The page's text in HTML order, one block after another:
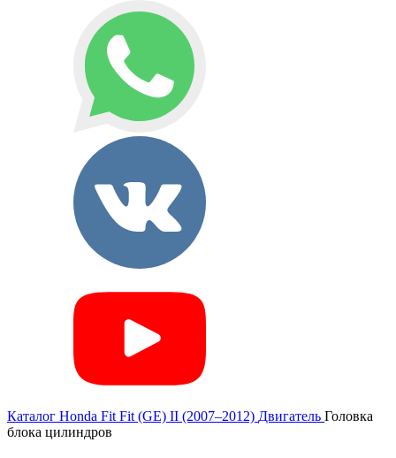
Каталог Honda Fit Fit (GE) II (2007–2012) Двигатель Головка
блока цилиндров